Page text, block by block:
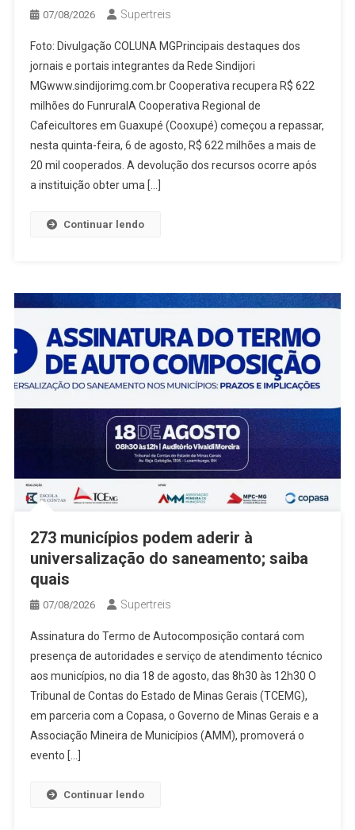
07/08/2026 Supertreis
Foto: Divulgação COLUNA MGPrincipais destaques dos
jornais e portais integrantes da Rede Sindijori
MGwww.sindijorimg.com.br Cooperativa recupera R$ 622
milhões do FunruralA Cooperativa Regional de
Cafeicultores em Guaxupé (Cooxupé) começou a repassar,
nesta quinta-feira, 6 de agosto, R$ 622 milhões a mais de
20 mil cooperados. A devolução dos recursos ocorre após
a instituição obter uma […]
Continuar lendo
273 municípios podem aderir à
universalização do saneamento; saiba
quais
07/08/2026 Supertreis
Assinatura do Termo de Autocomposição contará com
presença de autoridades e serviço de atendimento técnico
aos municípios, no dia 18 de agosto, das 8h30 às 12h30 O
Tribunal de Contas do Estado de Minas Gerais (TCEMG),
em parceria com a Copasa, o Governo de Minas Gerais e a
Associação Mineira de Municípios (AMM), promoverá o
evento […]
Continuar lendo